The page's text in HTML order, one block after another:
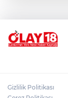
Gizlilik Politikası